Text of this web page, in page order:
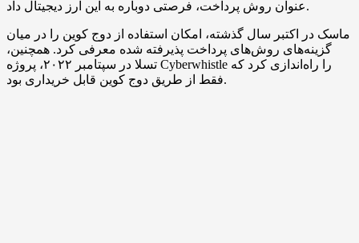
عنوان روش پرداخت، فرصتی دوباره به این ارز دیجیتال داد.
ماسک در اکتبر سال گذشته، امکان استفاده از دوج کوین را در میان
گزینه‌های روش‌های پرداخت پذیرفته شده معرفی کرد. همچنین،
تسلا در سپتامبر ۲۰۲۲، پروژه Cyberwhistle را راه‌اندازی کرد که
فقط از طریق دوج کوین قابل خریداری بود.